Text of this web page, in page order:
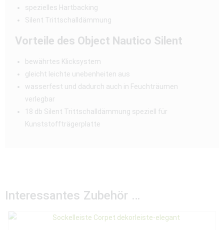
spezielles Hartbacking
Silent Trittschalldämmung
Vorteile des Object Nautico Silent
bewährtes Klicksystem
gleicht leichte unebenheiten aus
wasserfest und dadurch auch in Feuchträumen
verlegbar
18 db Silent Trittschalldämmung speziell für
Kunststoffträgerplatte
Interessantes Zubehör …